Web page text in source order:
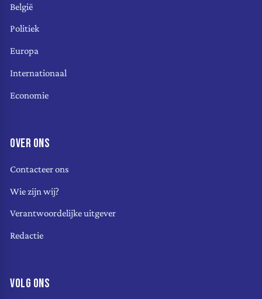
België
Politiek
Europa
Internationaal
Economie
OVER ONS
Contacteer ons
Wie zijn wij?
Verantwoordelijke uitgever
Redactie
VOLG ONS